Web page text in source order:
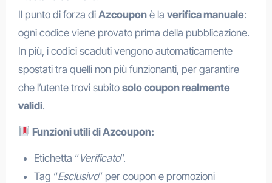
Il punto di forza di Azcouponè la verifica manuale:
ogni codice viene provato prima della pubblicazione.
In più, i codici scaduti vengono automaticamente
spostati tra quelli non più funzionanti, per garantire
che l’utente trovi subito solo coupon realmente
validi.
Funzioni utili di Azcoupon:
Etichetta “Verificato”.
Tag “Esclusivo” per coupon e promozioni